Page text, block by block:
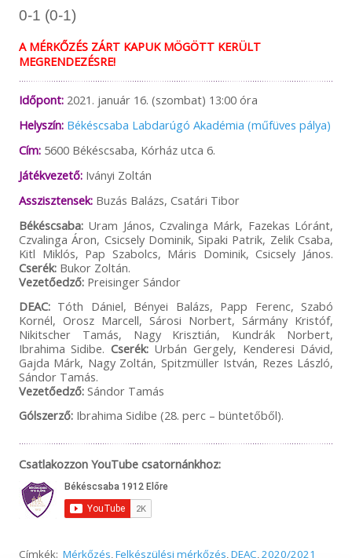
0-1 (0-1)
A MÉRKŐZÉS ZÁRT KAPUK MÖGÖTT KERÜLT
MEGRENDEZÉSRE!
Időpont:2021. január 16. (szombat) 13:00 óra
Helyszín: Békéscsaba Labdarúgó Akadémia (műfüves pálya)
Cím:5600 Békéscsaba, Kórház utca 6.
Játékvezető:Iványi Zoltán
Asszisztensek:Buzás Balázs, Csatári Tibor
Békéscsaba:Uram János, Czvalinga Márk, Fazekas Lóránt,
Czvalinga Áron, Csicsely Dominik, Sipaki Patrik, Zelik Csaba,
Kitl Miklós, Pap Szabolcs, Máris Dominik, Csicsely János.
Cserék: Bukor Zoltán.
Vezetőedző:Preisinger Sándor
DEAC:Tóth Dániel, Bényei Balázs, Papp Ferenc, Szabó
Kornél, Orosz Marcell, Sárosi Norbert, Sármány Kristóf,
Nikitscher Tamás, Nagy Krisztián, Kundrák Norbert,
Ibrahima Sidibe. Cserék:Urbán Gergely, Kenderesi Dávid,
Gajda Márk, Nagy Zoltán, Spitzmüller István, Rezes László,
Sándor Tamás.
Vezetőedző:Sándor Tamás
Gólszerző: Ibrahima Sidibe (28. perc – büntetőből).
Csatlakozzon YouTube csatornánkhoz:
Címkék: Mérkőzés,Felkészülési mérkőzés,DEAC,2020/2021